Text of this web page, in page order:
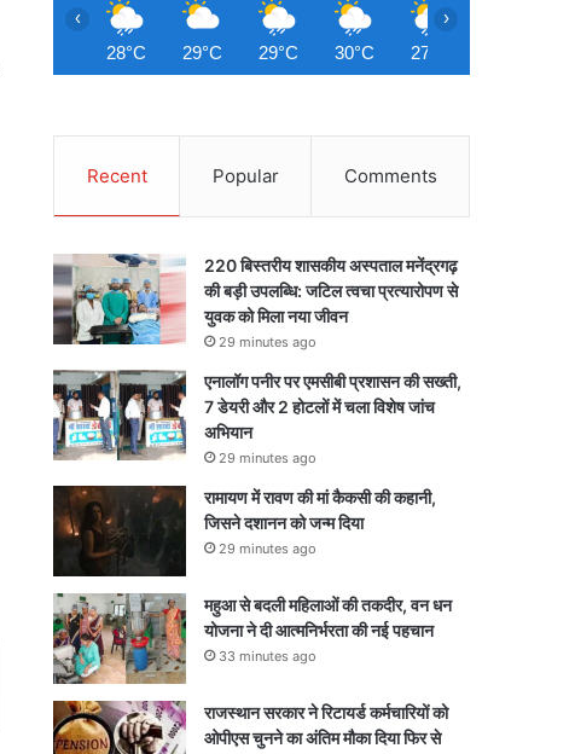
28°C 29°C 29°C 30°C 27°C
‹ ›
Recent Popular Comments
220 बिस्तरीय शासकीय अस्पताल मनेंद्रगढ़
की बड़ी उपलब्धि: जटिल त्वचा प्रत्यारोपण से
युवक को मिला नया जीवन
29 minutes ago
एनालॉग पनीर पर एमसीबी प्रशासन की सख्ती,
7 डेयरी और 2 होटलों में चला विशेष जांच
अभियान
29 minutes ago
रामायण में रावण की मां कैकसी की कहानी,
जिसने दशानन को जन्म दिया
29 minutes ago
महुआ से बदली महिलाओं की तकदीर, वन धन
योजना ने दी आत्मनिर्भरता की नई पहचान
33 minutes ago
राजस्थान सरकार ने रिटायर्ड कर्मचारियों को
ओपीएस चुनने का अंतिम मौका दिया फिर से